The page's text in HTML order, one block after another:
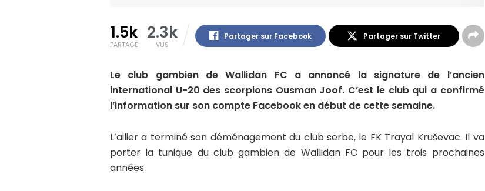
1.5k
PARTAGE
2.3k
VUS
Partager sur Facebook Partager sur Twitter
Le club gambien de Wallidan FC a annoncé la signature de l’ancien
international U-20 des scorpions Ousman Joof. C’est le club qui a confirmé
l’information sur son compte Facebook en début de cette semaine.
L’ailier a terminé son déménagement du club serbe, le FK Trayal Kruševac. Il va
porter la tunique du club gambien de Wallidan FC pour les trois prochaines
années.